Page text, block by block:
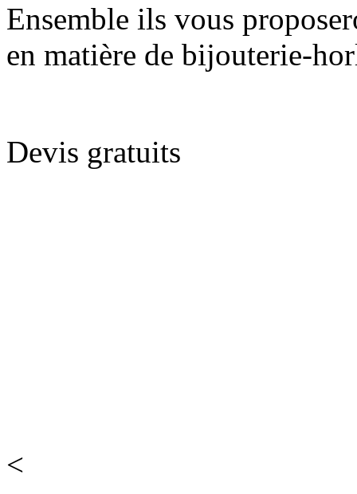
Ensemble ils vous
en matière de bijouterie-
Devis gratuits
<